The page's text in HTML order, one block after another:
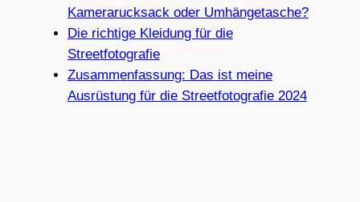
Kamerarucksack oder Umhängetasche?
Die richtige Kleidung für die
Streetfotografie
Zusammenfassung: Das ist meine
Ausrüstung für die Streetfotografie 2024